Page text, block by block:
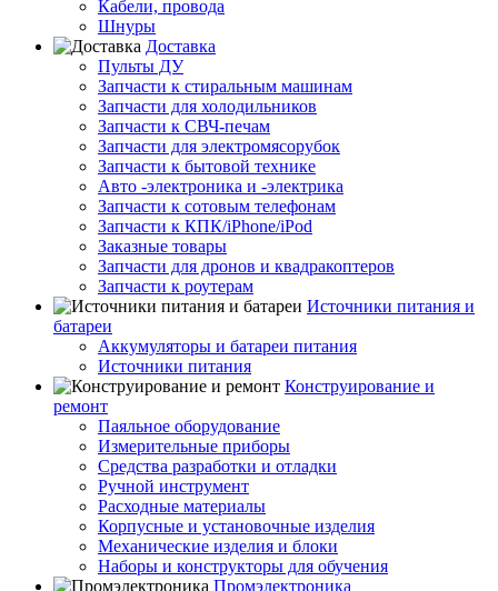
Кабели, провода
Шнуры
Доставка
Пульты ДУ
Запчасти к стиральным машинам
Запчасти для холодильников
Запчасти к СВЧ-печам
Запчасти для электромясорубок
Запчасти к бытовой технике
Авто -электроника и -электрика
Запчасти к сотовым телефонам
Запчасти к КПК/iPhone/iPod
Заказные товары
Запчасти для дронов и квадракоптеров
Запчасти к роутерам
Источники питания и
батареи
Аккумуляторы и батареи питания
Источники питания
Конструирование и
ремонт
Паяльное оборудование
Измерительные приборы
Средства разработки и отладки
Ручной инструмент
Расходные материалы
Корпусные и установочные изделия
Механические изделия и блоки
Наборы и конструкторы для обучения
Промэлектроника